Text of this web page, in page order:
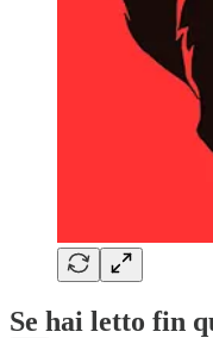
Se hai letto fin